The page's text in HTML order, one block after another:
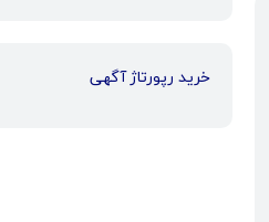
خرید رپورتاژ آگهی